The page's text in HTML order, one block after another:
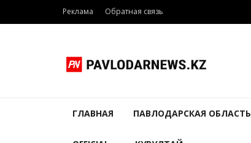
Реклама Обратная связь
ГЛАВНАЯ ПАВЛОДАРСКАЯ ОБЛАСТЬ